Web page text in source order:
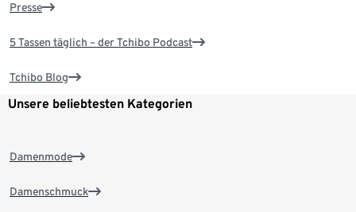
Presse
5 Tassen täglich – der Tchibo Podcast
Tchibo Blog
Unsere beliebtesten Kategorien
Damenmode
Damenschmuck